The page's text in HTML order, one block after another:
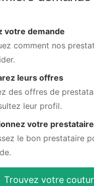
votre demande
comment nos
leurs offres
des offres de
leur profil.
votre prestataire
le bon prestataire
Trouvez votre